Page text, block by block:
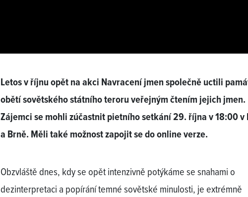
Letos v říjnu opět na akci Navracení jmen společně uctili
obětí sovětského státního teroru veřejným čtením jejich jmen.
Zájemci se mohli zúčastnit pietního setkání 29. října v 18:00 v
a Brně. Měli také možnost zapojit se do online verze.
Obzvláště dnes, kdy se opět intenzivně potýkáme se snahami o
dezinterpretaci a popírání temné sovětské minulosti, je extrémně